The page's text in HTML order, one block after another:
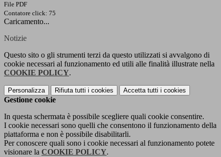
File PDF
Contatore click: 75
Caricamento...
Notizie
Questo sito o gli strumenti terzi da questo utilizzati si avvalgono di
cookie necessari al funzionamento ed utili alle finalità illustrate nella
COOKIE POLICY.
Personalizza Rifiuta tutti i cookies Accetta tutti i cookies
Gestione cookie
In questa schermata è possibile scegliere quali cookie consentire.
I cookie necessari sono quelli che consentono il funzionamento della
piattaforma e non è possibile disabilitarli.
Per conoscere quali sono i cookie necessari al funzionamento potete
visionare la COOKIE POLICY.